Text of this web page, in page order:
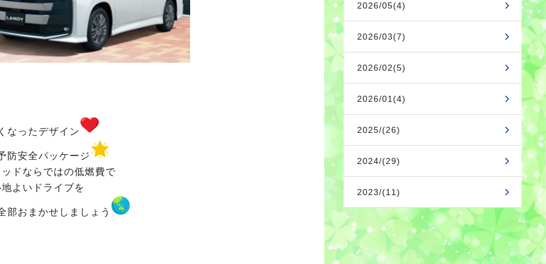
なったデザイン
防安全パッケージ
ドならではの低燃費で
よいドライブを
部おまかせしましょう
2026/05(4)
2026/03(7)
2026/02(5)
2026/01(4)
2025/(26)
2024/(29)
2023/(11)